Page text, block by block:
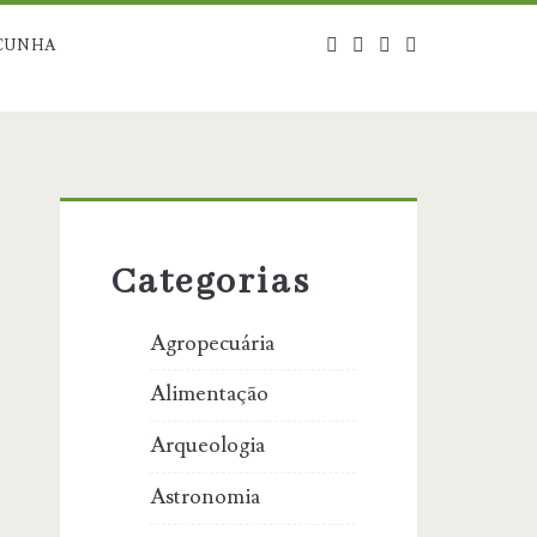
twitterfacebookinstagram
Sidebar
Categorias
Agropecuária
Alimentação
Arqueologia
Astronomia